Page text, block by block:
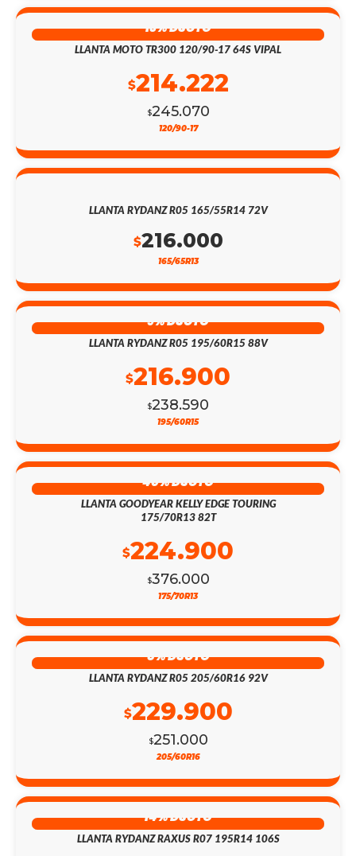
13% DSCTO
LLANTA MOTO TR300 120/90-17 64S VIPAL
$245.070
$214.222
120/90-17
LLANTA RYDANZ R05 165/55R14 72V
$216.000
165/65R13
9% DSCTO
LLANTA RYDANZ R05 195/60R15 88V
$238.590
$216.900
195/60R15
40% DSCTO
LLANTA GOODYEAR KELLY EDGE TOURING
175/70R13 82T
$376.000
$224.900
175/70R13
8% DSCTO
LLANTA RYDANZ R05 205/60R16 92V
$251.000
$229.900
205/60R16
14% DSCTO
LLANTA RYDANZ RAXUS R07 195R14 106S